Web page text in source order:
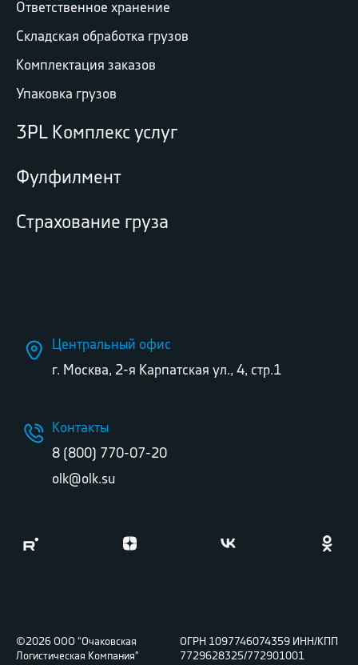
Ответственное хранение
Складская обработка грузов
Комплектация заказов
Упаковка грузов
3PL Комплекс услуг
Фулфилмент
Страхование груза
Центральный офис
г. Москва, 2-я Карпатская ул., 4, стр.1
Контакты
8 (800) 770-07-20
olk@olk.su
©2026 ООО "Очаковская
Логистическая Компания"
ОГРН 1097746074359 ИНН/КПП
7729628325/772901001